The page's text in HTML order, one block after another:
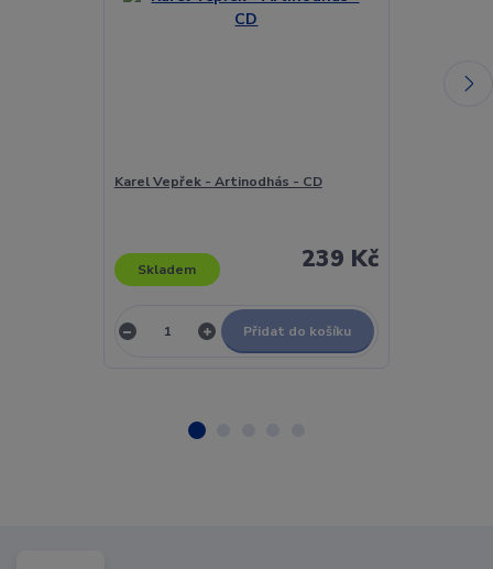
Karel Vepřek - Artinodhás - CD
239 Kč
Skladem
Přidat do košíku